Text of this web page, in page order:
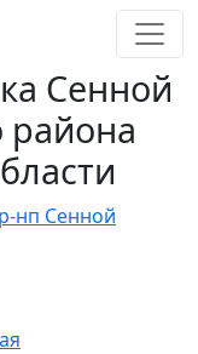
Сенной
района
нп Сенной